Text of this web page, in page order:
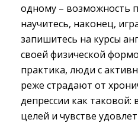
одному – возможность
научитесь, наконец,
запишитесь на курсы
своей физической
практика, люди с
реже страдают от
депрессии как таковой:
целей и чувстве